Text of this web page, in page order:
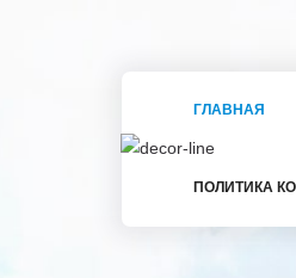
ГЛАВНАЯ
ПОЛИТИКА